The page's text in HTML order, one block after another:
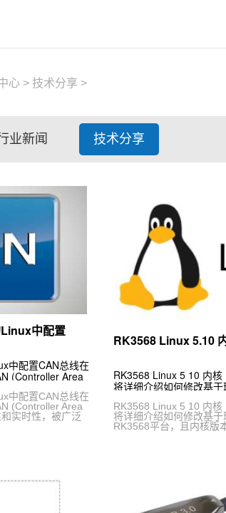
心> 技术分享 >
业新闻 技术分享
中配置
中配置CAN总线在
(Controller Area
实时性，被广泛
中配置CAN总线在
(Controller Area
实时性，被广泛
RK3568 Linux 5.10
RK3568 Linux 5 10 内
将详细介绍如何修改基于
RK3568平台，且内核版
RK3568 Linux 5 10 内
将详细介绍如何修改基于
RK3568平台，且内核版